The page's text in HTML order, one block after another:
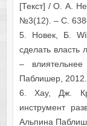
[Текст] / О. А.
№3(12). – С.
5. Новек, Б.
сделать власть
–
Паблишер, 2012.
6. Хау, Дж.
инструмент
Альпина